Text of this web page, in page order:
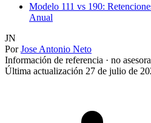
Modelo 111 vs 190:
Anual
JN
PorJose Antonio Neto
Información de referencia · no
Última actualización 27 de julio de